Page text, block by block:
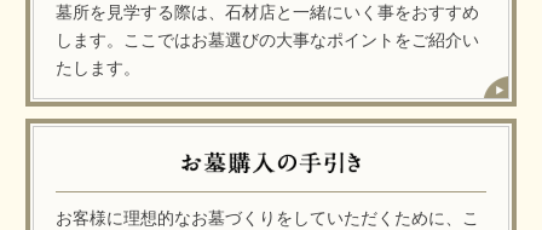
墓所を見学する際は、石材店と一緒にいく事をおすすめ
します。ここではお墓選びの大事なポイントをご紹介い
たします。
お客様に理想的なお墓づくりをしていただくために、こ